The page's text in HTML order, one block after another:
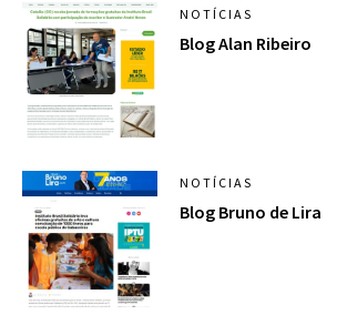
NOTÍCIAS
Blog Alan Ribeiro
NOTÍCIAS
Blog Bruno de Lira